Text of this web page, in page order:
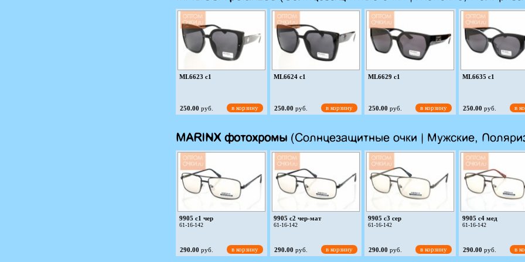
ML6623 c1
250.00 руб. в корзину
ML6624 c1
250.00 руб. в корзину
ML6629 c1
250.00 руб. в корзину
ML6635 c1
250.00 руб. в
MARINX фотохромы (Солнцезащитные очки | Мужские,
9905 c1 чер
61-16-142
290.00 руб. в корзину
9905 c2 чер-мат
61-16-142
290.00 руб. в корзину
9905 c3 сер
61-16-142
290.00 руб. в корзину
9905 c4 мед
61-16-142
290.00 руб. в